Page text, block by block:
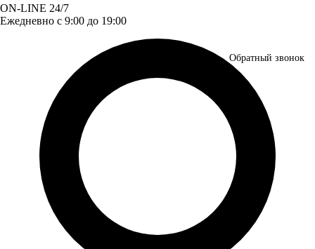
ON-LINE 24/7
Ежедневно с 9:00 до 19:00
Обратный звонок